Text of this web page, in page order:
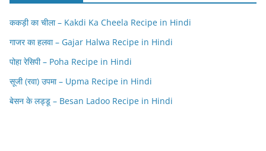
ककड़ी का चीला – Kakdi Ka Cheela Recipe in Hindi
गाजर का हलवा – Gajar Halwa Recipe in Hindi
पोहा रेसिपी – Poha Recipe in Hindi
सूजी (रवा) उपमा – Upma Recipe in Hindi
बेसन के लड्डू – Besan Ladoo Recipe in Hindi